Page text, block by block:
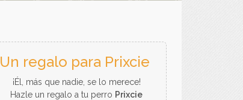
Un regalo para Prixcie
¡Él, más que nadie, se lo merece!
Hazle un regalo a tu perro Prixcie